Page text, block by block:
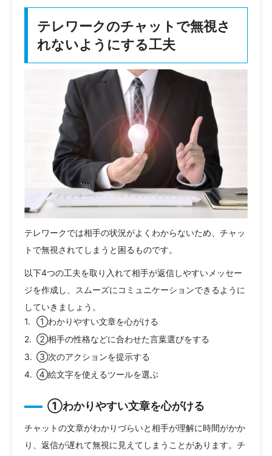
テレワークのチャットで無視さ
れないようにする工夫
テレワークでは相手の状況がよくわからないため、チャッ
トで無視されてしまうと困るものです。
以下4つの工夫を取り入れて相手が返信しやすいメッセー
ジを作成し、スムーズにコミュニケーションできるように
していきましょう。
①わかりやすい文章を心がける
②相手の性格などに合わせた言葉選びをする
③次のアクションを提示する
④絵文字を使えるツールを選ぶ
①わかりやすい文章を心がける
チャットの文章がわかりづらいと相手が理解に時間がかか
り、返信が遅れて無視に見えてしまうことがあります。チ